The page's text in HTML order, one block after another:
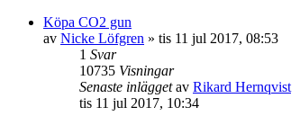
Köpa CO2 gun
av Nicke Löfgren » tis 11 jul 2017, 08:53
1 Svar
10735 Visningar
Senaste inläggetav Rikard Hernqvist
tis 11 jul 2017, 10:34